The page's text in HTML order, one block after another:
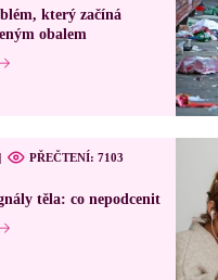
který začíná
obalem
| PŘEČTENÍ: 7103
těla: co nepodcenit